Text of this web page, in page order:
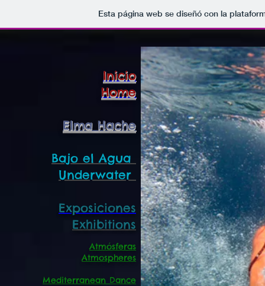
Esta página web se diseñó con la
Inicio
Home
Elma Hache
Bajo el Agua
Underwater
Exposiciones
Exhibitions
Atmósferas
Atmospheres
Mediterranean Dance